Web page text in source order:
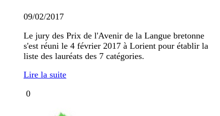
09/02/2017
Le jury des Prix de l'Avenir de la Langue bretonne
s'est réuni le 4 février 2017 à Lorient pour établir la
liste des lauréats des 7 catégories.
Lire la suite
0